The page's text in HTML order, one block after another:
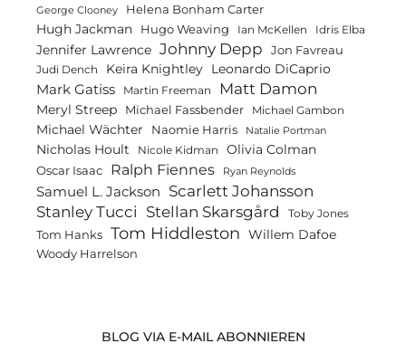
George Clooney Helena Bonham Carter
Hugh Jackman Hugo Weaving Ian McKellen Idris Elba
Jennifer Lawrence Johnny Depp Jon Favreau
Judi Dench Keira Knightley Leonardo DiCaprio
Mark Gatiss Martin Freeman Matt Damon
Meryl Streep Michael Fassbender Michael Gambon
Michael Wächter Naomie Harris Natalie Portman
Nicholas Hoult Nicole Kidman Olivia Colman
Oscar Isaac Ralph Fiennes Ryan Reynolds
Samuel L. Jackson Scarlett Johansson
Stanley Tucci Stellan Skarsgård Toby Jones
Tom Hanks Tom Hiddleston Willem Dafoe
Woody Harrelson
BLOG VIA E-MAIL ABONNIEREN